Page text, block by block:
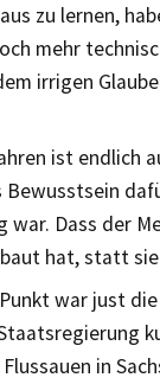
zu lernen,
mehr
irrigen
ist endlich
war. Dass der
hat, statt
war just
in